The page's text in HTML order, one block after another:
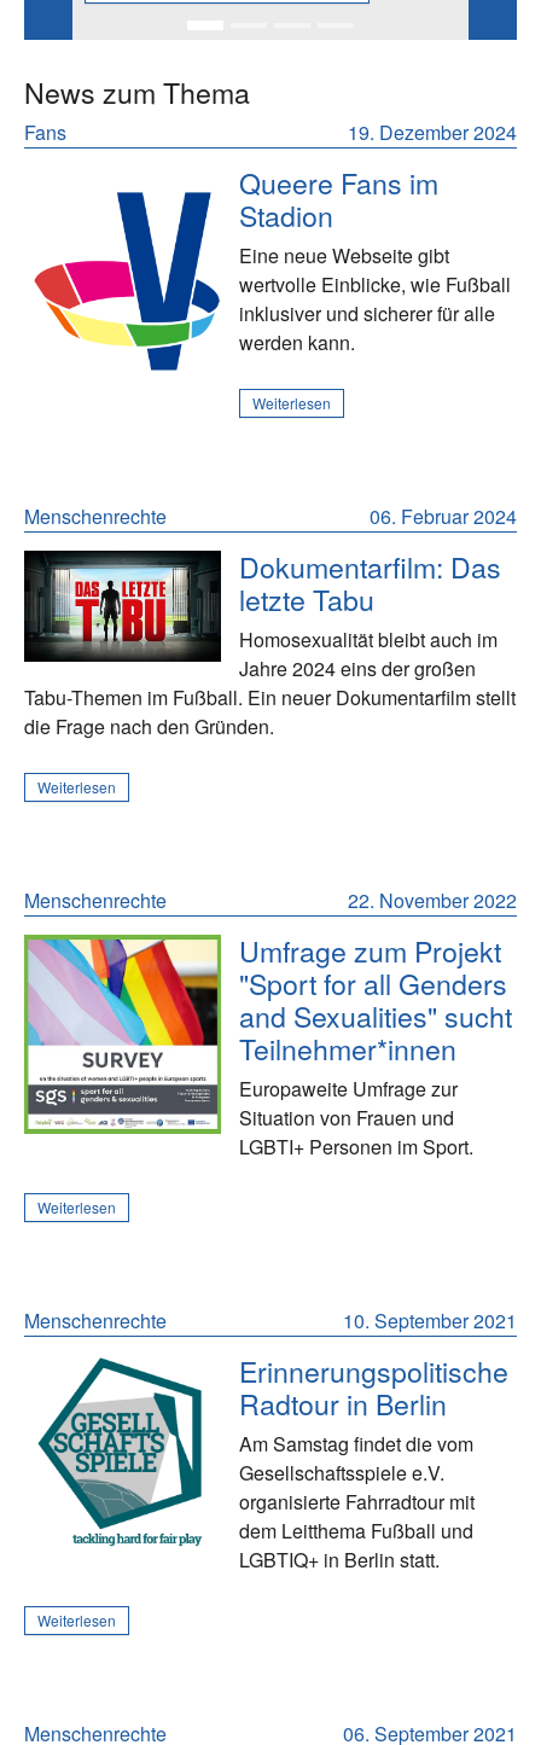
News zum Thema
19. Dezember 2024
Fans
Queere Fans im
Stadion
Eine neue Webseite gibt
wertvolle Einblicke, wie Fußball
inklusiver und sicherer für alle
werden kann.
Weiterlesen
06. Februar 2024
Menschenrechte
Dokumentarfilm: Das
letzte Tabu
Homosexualität bleibt auch im
Jahre 2024 eins der großen
Tabu-Themen im Fußball. Ein neuer Dokumentarfilm stellt
die Frage nach den Gründen.
Weiterlesen
22. November 2022
Menschenrechte
Umfrage zum Projekt
"Sport for all Genders
and Sexualities" sucht
Teilnehmer*innen
Europaweite Umfrage zur
Situation von Frauen und
LGBTI+ Personen im Sport.
Weiterlesen
10. September 2021
Menschenrechte
Erinnerungspolitische
Radtour in Berlin
Am Samstag findet die vom
Gesellschaftsspiele e.V.
organisierte Fahrradtour mit
dem Leitthema Fußball und
LGBTIQ+ in Berlin statt.
Weiterlesen
06. September 2021
Menschenrechte